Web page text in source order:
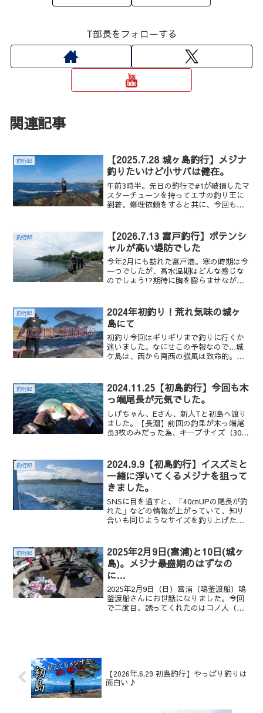
T部長をフォローする
関連記事
釣行記
【2025.7.28 城ヶ島釣行】メジナ
釣りたいけど小サバは健在。
午前3時半。先日の釣行で#1が破損したマ
スターチューンを持ってエサの釣り王に
到着。修理依頼をすると共に、今回も店
温27℃程度午前4時30分城ケ島到着。この
時期にメジナ狙...
釣行記
【2026.7.13 富戸釣行】ポテンシ
ャルが高い堤防でした
今年2月にも訪れた富戸港。寒の時期は今
一つでしたが、高水温期はどんな感じな
のでしょう!?期待に胸を膨らませながら
ちゃんに連絡し、暫く車内で仮眠をとる
ことにしました。...
釣行記
2024年初釣り！荒れ気味の城ヶ
島にて
初釣り今回はギリギリまで釣りに行くか
迷いました。なにせこの予報なので...城
ケ島は、西から南西の強風は致命的。釣
なったわけです。オキアミの解凍予約を
しないまま、取り敢え...
釣行記
2024.11.25【初島釣行】今回も木
っ端尾長が元気でした。
しげちゃん、Eさん、新人Tと初島へ渡り
ました。【長潮】前回の釣果が木っ端尾
長3枚のみだった為、キープサイズ（30㎝
せる事だったが、早い段階で木っ端尾長
を釣り上げました...
釣行記
2024.9.9【初島釣行】イスズミと
一緒に浮いてくるメジナを狙って
きました。
SNSに目を通すと、「40㎝UPの尾長が釣
れた」などの情報が上がっていて、知り
合いも同じようなサイズを釣り上げたら
もありますが、「どうせイスズミでし
ょ!?」と笑ってまし...
釣行記
2025年2月9日(富浦)と10日(城ヶ
島)。メジナ最盛期のはずなの
に…
2025年2月9日（日）富浦（鳴釜渡船）鳴
釜渡船さんにお世話になりました。今回
で二度目。誘ってくれたのはコノ人（ま
【2026年.6.29 初島釣行】やっぱり釣りは
面白い♪